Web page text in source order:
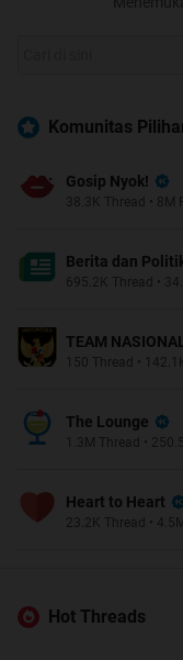
Komunitas
Gosip Nyok!
38.3K Thread • 8M
Berita dan
695.2K Thread •
TEAM
150 Thread • 142.1K
The Lounge
1.3M Thread •
Heart to Heart
23.2K Thread •
Hot Threads